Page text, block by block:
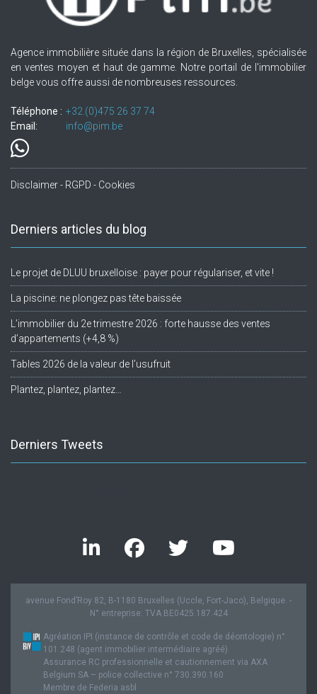
Agence immobilière située dans la région de Bruxelles, spécialisée
en ventes moyen et haut de gamme. Notre portail de l'immobilier
belge vous offre aussi de nombreuses ressources.
Téléphone : +32.(0)475 26 37 74
Email:
info@pim.be
Disclaimer - RGPD - Cookies
Derniers articles du blog
Le projet de DLUU bruxelloise : payer pour régulariser, et vite !
La piscine: ne plongez pas tête baissée
L’immobilier du 2e trimestre 2026 : forte hausse des ventes
d’appartements (+4,8 %)
Tables 2026 de la valeur de l’usufruit
Plantez, plantez, plantez…
Derniers Tweets
avenue Fond’Roy 82, B-1180 Bruxelles (Uccle, Fort-Jaco), Belgique. -
N° entreprise: TVA BE0425.187.424
Agréation IPI (instance de contrôle et code de déontologie) n°
101.248 (agent immobilier intermédiaire agréé).
Assurance RC professionnelle et cautionnement via AXA
Belgium SA – police collective n° 730.390.160
Membre de Federia asbl